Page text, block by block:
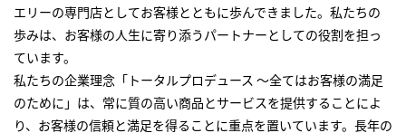
エリーの専門店としてお客様とともに歩んできました。私たちの
歩みは、お客様の人生に寄り添うパートナーとしての役割を担っ
ています。
私たちの企業理念「トータルプロデュース ～全てはお客様の満足
のために」は、常に質の高い商品とサービスを提供することによ
り、お客様の信頼と満足を得ることに重点を置いています。長年の